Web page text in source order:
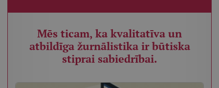
Mēs ticam, ka kvalitatīva un
atbildīga žurnālistika ir būtiska
stiprai sabiedrībai.